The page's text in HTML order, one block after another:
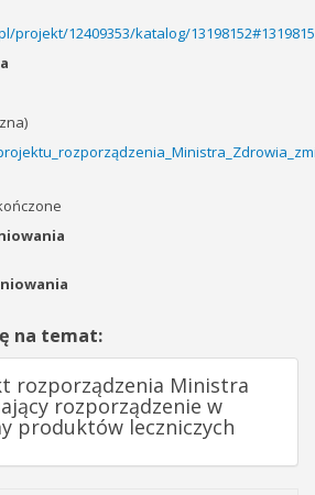
projekt/12409353/katalog/
na temat:
rozporządzenia Ministra
rozporządzenie w
produktów leczniczych